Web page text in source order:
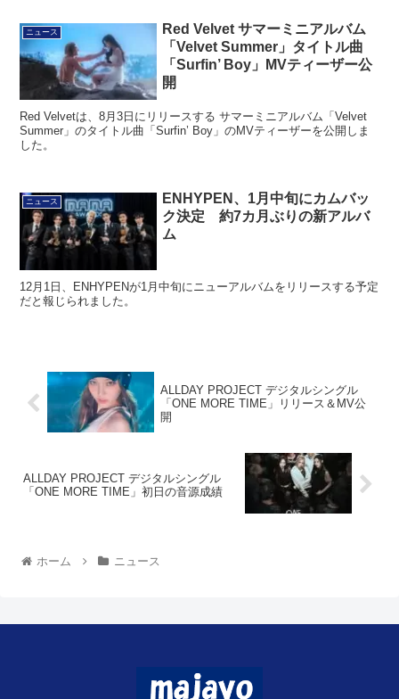
ニュース
Red Velvet サマーミニアルバム
「Velvet Summer」タイトル曲
「Surfin’ Boy」MVティーザー公
開
Red Velvetは、8月3日にリリースする サマーミニアルバム「Velvet
Summer」のタイトル曲「Surfin’ Boy」のMVティーザーを公開しま
した。
ニュース
ENHYPEN、1月中旬にカムバッ
ク決定 約7カ月ぶりの新アルバ
ム
12月1日、ENHYPENが1月中旬にニューアルバムをリリースする予定
だと報じられました。
ALLDAY PROJECT デジタルシングル
「ONE MORE TIME」リリース＆MV公
開
ALLDAY PROJECT デジタルシングル
「ONE MORE TIME」初日の音源成績
ホーム ニュース